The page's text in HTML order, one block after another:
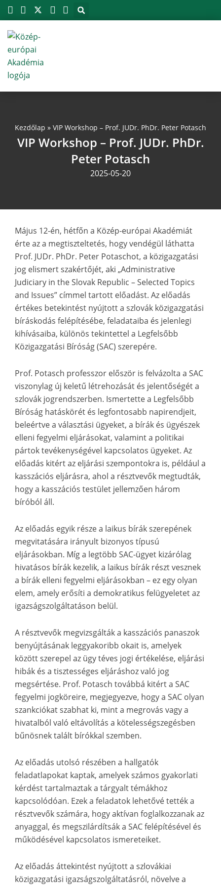
Skip
to
content
Kezdőlap » VIP Workshop – Prof. JUDr. PhDr. Peter Potasch
VIP Workshop – Prof. JUDr. PhDr.
Peter Potasch
2025-05-20
Május 12-én, hétfőn a Közép-európai Akadémiát
érte az a megtiszteltetés, hogy vendégül láthatta
Prof. JUDr. PhDr. Peter Potaschot, a közigazgatási
jog elismert szakértőjét, aki „Administrative
Judiciary in the Slovak Republic – Selected Topics
and Issues” címmel tartott előadást. Az előadás
értékes betekintést nyújtott a szlovák közigazgatási
bíráskodás felépítésébe, feladataiba és jelenlegi
kihívásaiba, különös tekintettel a Legfelsőbb
Közigazgatási Bíróság (SAC) szerepére.
Prof. Potasch professzor először is felvázolta a SAC
viszonylag új keletű létrehozását és jelentőségét a
szlovák jogrendszerben. Ismertette a Legfelsőbb
Bíróság hatáskörét és legfontosabb napirendjeit,
beleértve a választási ügyeket, a bírák és ügyészek
elleni fegyelmi eljárásokat, valamint a politikai
pártok tevékenységével kapcsolatos ügyeket. Az
előadás kitért az eljárási szempontokra is, például a
kasszációs eljárásra, ahol a résztvevők megtudták,
hogy a kasszációs testület jellemzően három
bíróból áll.
Az előadás egyik része a laikus bírák szerepének
megvitatására irányult bizonyos típusú
eljárásokban. Míg a legtöbb SAC-ügyet kizárólag
hivatásos bírák kezelik, a laikus bírák részt vesznek
a bírák elleni fegyelmi eljárásokban – ez egy olyan
elem, amely erősíti a demokratikus felügyeletet az
igazságszolgáltatáson belül.
A résztvevők megvizsgálták a kasszációs panaszok
benyújtásának leggyakoribb okait is, amelyek
között szerepel az ügy téves jogi értékelése, eljárási
hibák és a tisztességes eljáráshoz való jog
megsértése. Prof. Potasch továbbá kitért a SAC
fegyelmi jogköreire, megjegyezve, hogy a SAC olyan
szankciókat szabhat ki, mint a megrovás vagy a
hivatalból való eltávolítás a kötelességszegésben
bűnösnek talált bírókkal szemben.
Az előadás utolsó részében a hallgatók
feladatlapokat kaptak, amelyek számos gyakorlati
kérdést tartalmaztak a tárgyalt témákhoz
kapcsolódóan. Ezek a feladatok lehetővé tették a
résztvevők számára, hogy aktívan foglalkozzanak az
anyaggal, és megszilárdítsák a SAC felépítésével és
működésével kapcsolatos ismereteiket.
Az előadás áttekintést nyújtott a szlovákiai
közigazgatási igazságszolgáltatásról, növelve a